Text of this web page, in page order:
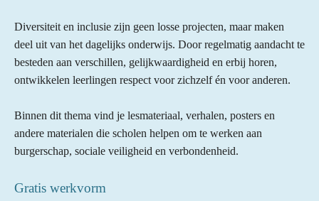
Diversiteit en inclusie zijn geen losse projecten, maar maken
deel uit van het dagelijks onderwijs. Door regelmatig aandacht te
besteden aan verschillen, gelijkwaardigheid en erbij horen,
ontwikkelen leerlingen respect voor zichzelf én voor anderen.
Binnen dit thema vind je lesmateriaal, verhalen, posters en
andere materialen die scholen helpen om te werken aan
burgerschap, sociale veiligheid en verbondenheid.
Gratis werkvorm